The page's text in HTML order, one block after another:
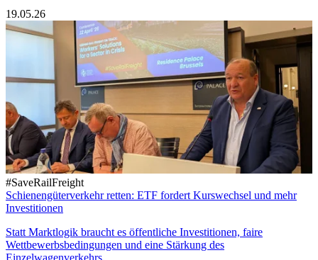
19.05.26
#SaveRailFreight
Schienengüterverkehr retten: ETF fordert Kurswechsel und mehr
Investitionen
Statt Marktlogik braucht es öffentliche Investitionen, faire
Wettbewerbsbedingungen und eine Stärkung des
Einzelwagenverkehrs.